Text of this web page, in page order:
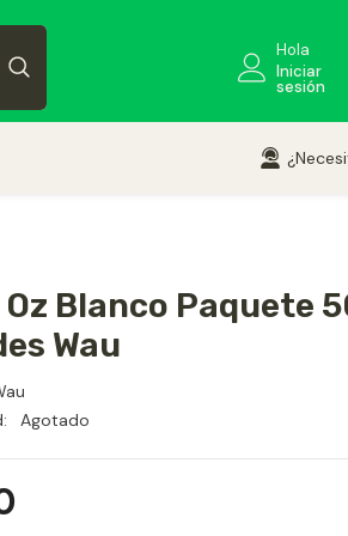
Hola
Iniciar
sesión
Oz Blanco Paquete
Wau
Agotado